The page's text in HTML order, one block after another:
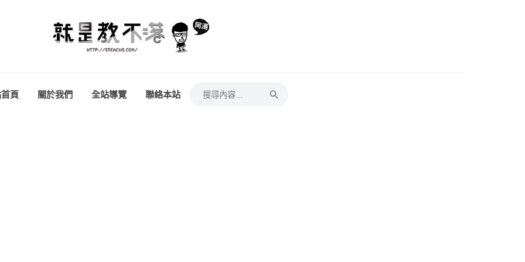
頁 關於我們 全站導覽 聯絡本站